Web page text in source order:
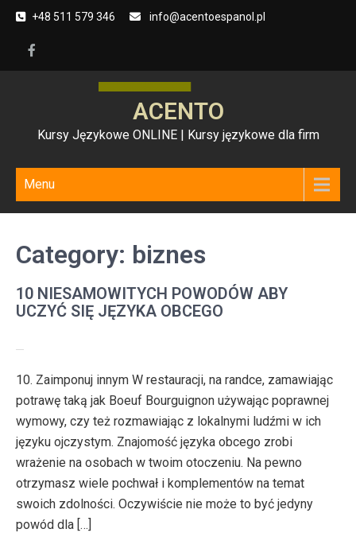
Skip
content
+48 511 579 346 info@acentoespanol.pl
ACENTO
Kursy Językowe ONLINE | Kursy językowe dla firm
Menu
Category: biznes
10 NIESAMOWITYCH POWODÓW ABY
UCZYĆ SIĘ JĘZYKA OBCEGO
10. Zaimponuj innym W restauracji, na randce, zamawiając
potrawę taką jak Boeuf Bourguignon używając poprawnej
wymowy, czy też rozmawiając z lokalnymi ludźmi w ich
języku ojczystym. Znajomość języka obcego zrobi
wrażenie na osobach w twoim otoczeniu. Na pewno
otrzymasz wiele pochwał i komplementów na temat
swoich zdolności. Oczywiście nie może to być jedyny
powód dla […]